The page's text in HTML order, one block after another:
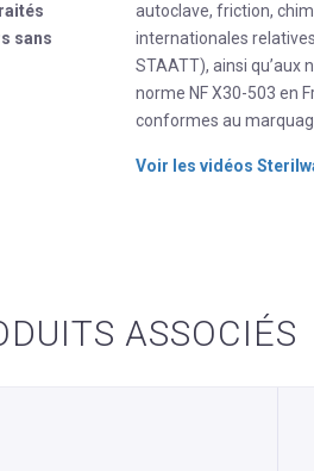
sans
autoclave, friction,
internationales
STAATT), ainsi
norme NF X30-503 en
conformes au
Voir les vidéos
ASSOCIÉS